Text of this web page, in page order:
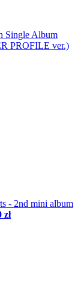
Single Album
PROFILE ver.)
- 2nd mini album
zł